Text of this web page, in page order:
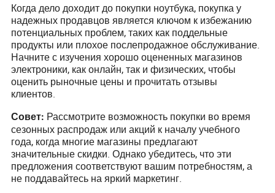
Когда дело доходит до покупки ноутбука, покупка у
надежных продавцов является ключом к избежанию
потенциальных проблем, таких как поддельные
продукты или плохое послепродажное обслуживание.
Начните с изучения хорошо оцененных магазинов
электроники, как онлайн, так и физических, чтобы
оценить рыночные цены и прочитать отзывы
клиентов.
Совет: Рассмотрите возможность покупки во время
сезонных распродаж или акций к началу учебного
года, когда многие магазины предлагают
значительные скидки. Однако убедитесь, что эти
предложения соответствуют вашим потребностям, а
не поддавайтесь на яркий маркетинг.